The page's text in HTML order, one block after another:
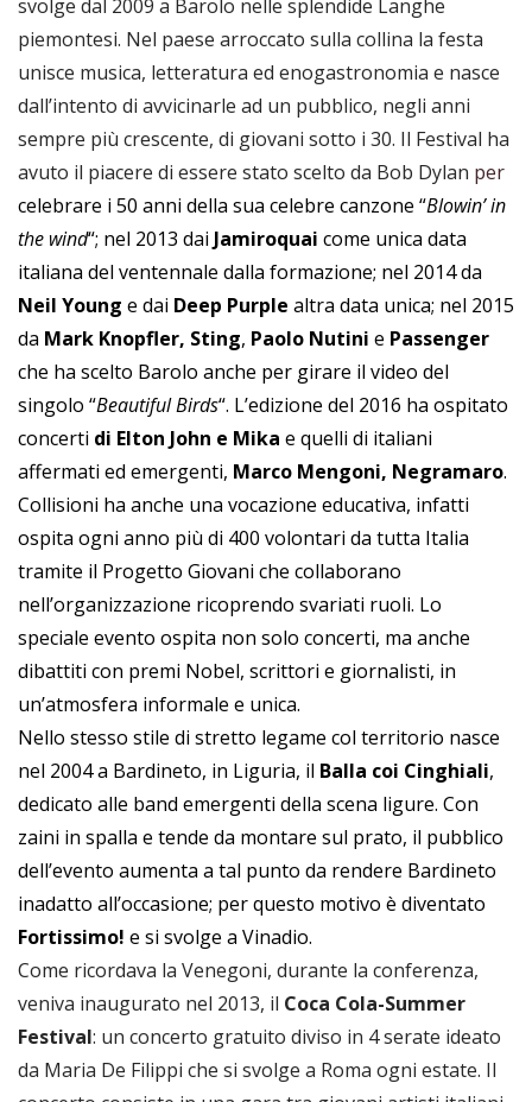
svolge dal 2009 a Barolo nelle splendide Langhe
piemontesi. Nel paese arroccato sulla collina la festa
unisce musica, letteratura ed enogastronomia e nasce
dall’intento di avvicinarle ad un pubblico, negli anni
sempre più crescente, di giovani sotto i 30. Il Festival ha
avuto il piacere di essere stato scelto da Bob Dylan per
celebrare i 50 anni della sua celebre canzone “Blowin’ in
the wind“; nel 2013 dai Jamiroquai come unica data
italiana del ventennale dalla formazione; nel 2014 da
Neil Young e dai Deep Purple altra data unica; nel 2015
da Mark Knopfler, Sting, Paolo Nutini e Passenger
che ha scelto Barolo anche per girare il video del
singolo “Beautiful Birds“. L’edizione del 2016 ha ospitato
concerti di Elton John e Mika e quelli di italiani
affermati ed emergenti, Marco Mengoni, Negramaro.
Collisioni ha anche una vocazione educativa, infatti
ospita ogni anno più di 400 volontari da tutta Italia
tramite il Progetto Giovani che collaborano
nell’organizzazione ricoprendo svariati ruoli. Lo
speciale evento ospita non solo concerti, ma anche
dibattiti con premi Nobel, scrittori e giornalisti, in
un’atmosfera informale e unica.
Nello stesso stile di stretto legame col territorio nasce
nel 2004 a Bardineto, in Liguria, il Balla coi Cinghiali,
dedicato alle band emergenti della scena ligure. Con
zaini in spalla e tende da montare sul prato, il pubblico
dell’evento aumenta a tal punto da rendere Bardineto
inadatto all’occasione; per questo motivo è diventato
Fortissimo! e si svolge a Vinadio.
Come ricordava la Venegoni, durante la conferenza,
veniva inaugurato nel 2013, il Coca Cola-Summer
Festival: un concerto gratuito diviso in 4 serate ideato
da Maria De Filippi che si svolge a Roma ogni estate. Il